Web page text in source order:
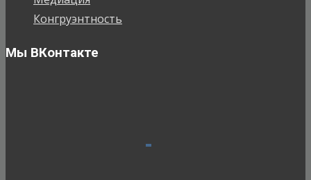
Конгруэнтность
Мы ВКонтакте